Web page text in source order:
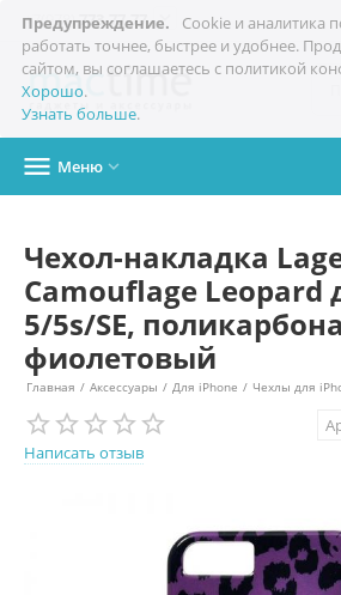
Предупреждение.
Cookie и аналитика
работать точнее, быстрее и удобнее.
сайтом, вы соглашаетесь с политикой
Хорошо.
Узнать больше.
+7(978)773-77-77 
 Меню 
Чехол-накладка
Camouflage Leopard
5/5s/SE,
фиолетовый
Главная / Аксессуары / Для iPhone / Чехлы для
Написать отзыв